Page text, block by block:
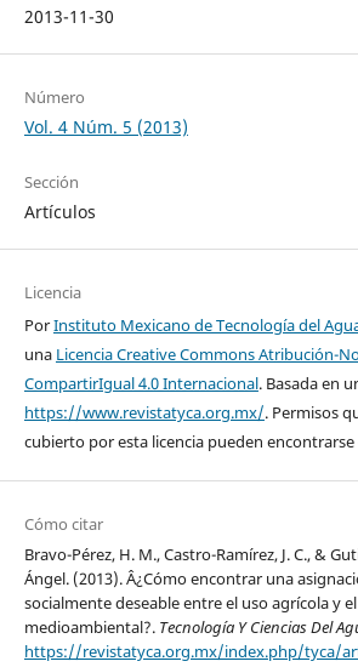
2013-11-30
Número
Vol. 4 Núm. 5 (2013)
Sección
Artículos
Licencia
PorInstituto Mexicano de Tecnología del
una Licencia Creative Commons Atribución-
CompartirIgual 4.0 Internacional. Basada en
https://www.revistatyca.org.mx/. Permisos
cubierto por esta licencia pueden encontrarse
Cómo citar
Bravo-Pérez, H. M., Castro-Ramírez, J. C., &
Ángel. (2013). Â¿Cómo encontrar una
socialmente deseable entre el uso agrícola y
medioambiental?. Tecnología Y Ciencias Del
https://revistatyca.org.mx/index.php/tyca/